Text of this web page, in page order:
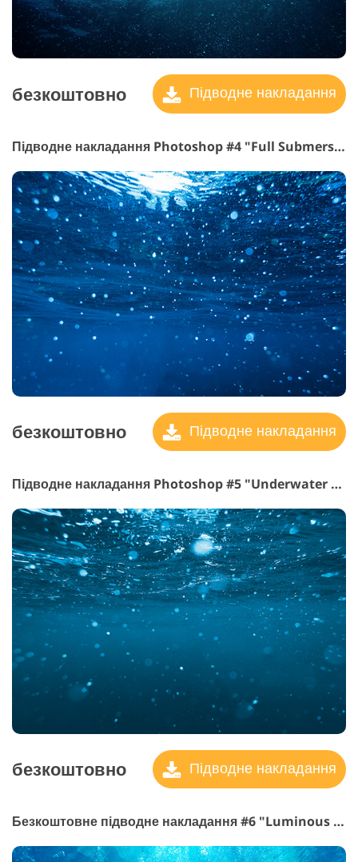
безкоштовно Підводне накладання
Підводне накладання Photoshop #4 "Full Submersion"
безкоштовно Підводне накладання
Підводне накладання Photoshop #5 "Underwater Kingdom"
безкоштовно Підводне накладання
Безкоштовне підводне накладання #6 "Luminous Realm"